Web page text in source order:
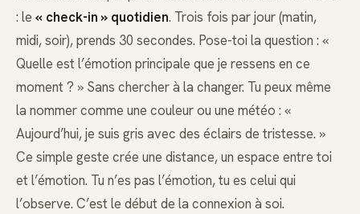
: le « check-in » quotidien. Trois fois par jour (matin,
midi, soir), prends 30 secondes. Pose-toi la question : «
Quelle est l’émotion principale que je ressens en ce
moment ? » Sans chercher à la changer. Tu peux même
la nommer comme une couleur ou une météo : «
Aujourd’hui, je suis gris avec des éclairs de tristesse. »
Ce simple geste crée une distance, un espace entre toi
et l’émotion. Tu n’es pas l’émotion, tu es celui qui
l’observe. C’est le début de la connexion à soi.